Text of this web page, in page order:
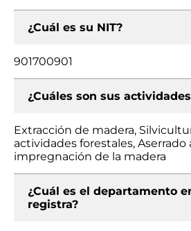
¿Cuál es su NIT?
901700901
¿Cuáles son sus
Extracción de madera,
actividades forestales, Aserrado
impregnación de la madera
¿Cuál es el departamento
registra?